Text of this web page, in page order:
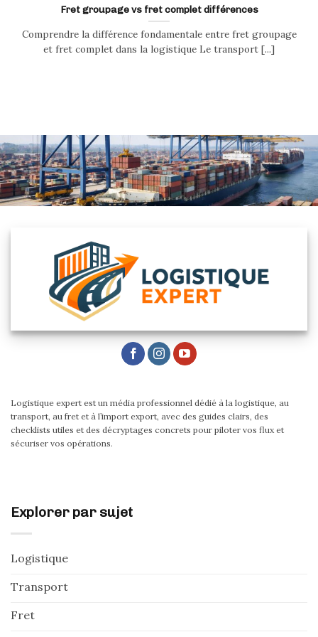
Fret groupage vs fret complet différences
Comprendre la différence fondamentale entre fret groupage
et fret complet dans la logistique Le transport [...]
Logistique expert est un média professionnel dédié à la logistique, au
transport, au fret et à l’import export, avec des guides clairs, des
checklists utiles et des décryptages concrets pour piloter vos flux et
sécuriser vos opérations.
Explorer par sujet
Logistique
Transport
Fret